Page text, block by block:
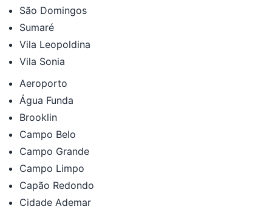
São Domingos
Sumaré
Vila Leopoldina
Vila Sonia
Aeroporto
Água Funda
Brooklin
Campo Belo
Campo Grande
Campo Limpo
Capão Redondo
Cidade Ademar